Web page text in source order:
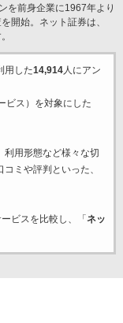
を前身企業に1967年より
開始。ネット証券は、
用した14,914人にアン
ビス）を対象にした
利用形態など様々な切
ミや評判といった、
ビスを比較し、「ネッ